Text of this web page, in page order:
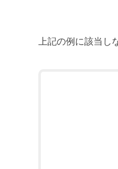
上記の例に該当し